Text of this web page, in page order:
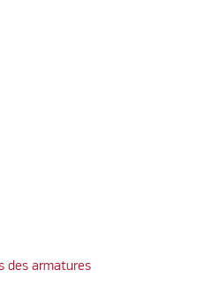
des armatures